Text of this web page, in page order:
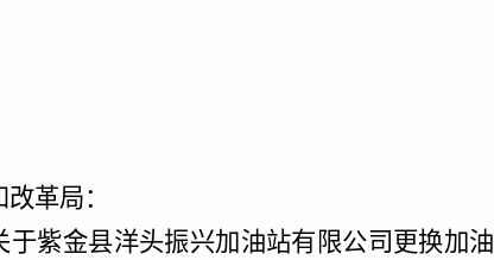
改革局：
于紫金县洋头振兴加油站有限公司更换加